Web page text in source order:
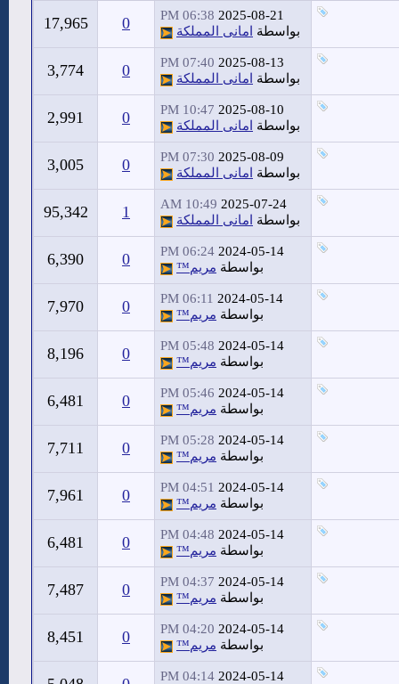
2025-08-21
06:38 PM
بواسطة
امانى المملكة 0
17,965
2025-08-13
07:40 PM
بواسطة
امانى المملكة 0
3,774
2025-08-10
10:47 PM
بواسطة
امانى المملكة 0
2,991
2025-08-09
07:30 PM
بواسطة
امانى المملكة 0
3,005
2025-07-24
10:49 AM
بواسطة
امانى المملكة 1
95,342
2024-05-14
06:24 PM
بواسطة مريم™ 0
6,390
2024-05-14
06:11 PM
بواسطة مريم™ 0
7,970
2024-05-14
05:48 PM
بواسطة مريم™ 0
8,196
2024-05-14
05:46 PM
بواسطة مريم™ 0
6,481
2024-05-14
05:28 PM
بواسطة مريم™ 0
7,711
2024-05-14
04:51 PM
بواسطة مريم™ 0
7,961
2024-05-14
04:48 PM
بواسطة مريم™ 0
6,481
2024-05-14
04:37 PM
بواسطة مريم™ 0
7,487
2024-05-14
04:20 PM
بواسطة مريم™ 0
8,451
2024-05-14
04:14 PM